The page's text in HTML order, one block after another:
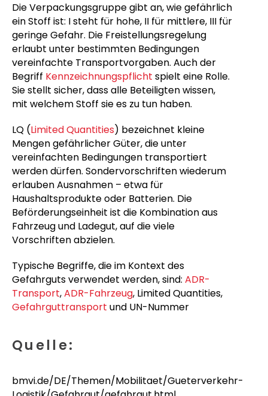
Die Verpackungsgruppe gibt an, wie gefährlich
ein Stoff ist: I steht für hohe, II für mittlere, III für
geringe Gefahr. Die Freistellungsregelung
erlaubt unter bestimmten Bedingungen
vereinfachte Transportvorgaben. Auch der
Begriff Kennzeichnungspflicht spielt eine Rolle.
Sie stellt sicher, dass alle Beteiligten wissen,
mit welchem Stoff sie es zu tun haben.
LQ (Limited Quantities) bezeichnet kleine
Mengen gefährlicher Güter, die unter
vereinfachten Bedingungen transportiert
werden dürfen. Sondervorschriften wiederum
erlauben Ausnahmen – etwa für
Haushaltsprodukte oder Batterien. Die
Beförderungseinheit ist die Kombination aus
Fahrzeug und Ladegut, auf die viele
Vorschriften abzielen.
Typische Begriffe, die im Kontext des
Gefahrguts verwendet werden, sind: ADR-
Transport,ADR-Fahrzeug, Limited Quantities,
Gefahrguttransport und UN-Nummer
Quelle:
bmvi.de/DE/Themen/Mobilitaet/Gueterverkehr-